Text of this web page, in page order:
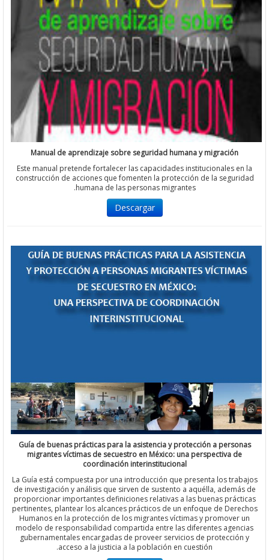
Manual de aprendizaje sobre seguridad humana y migración
Este manual pretende fortalecer las capacidades institucionales
construcción de acciones que fomenten la protección de la
humana de las personas migrantes.
Descargar
Guía de buenas prácticas para la asistencia y protección a
migrantes víctimas de secuestro en México: una perspectiva
coordinación interinstitucional
La Guía está compuesta por una introducción que presenta los
de investigación y análisis que sirven de sustento a aquélla,
proporcionar importantes definiciones relativas a las buenas
pertinentes, plantear los alcances prácticos de un enfoque de
Humanos en la protección de los migrantes víctimas y
modelo de responsabilidad compartida entre las diferentes
gubernamentales encargadas de proveer servicios de
acceso a la justicia a la población en cuestión.